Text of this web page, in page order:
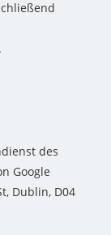
des
Google
Dublin, D04